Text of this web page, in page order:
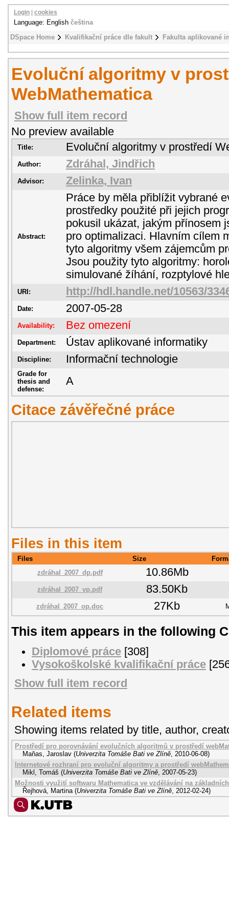
DSpace Home Kvalifikační práce dle fakult Fakulta aplikované
Login cookies
Language: English čeština
Evoluční algoritmy v
WebMathematica
Show full item record
No preview available
Title: Evoluční algoritmy v prostředí
Author: Zdráhal, Jindřich
Advisor: Zelinka, Ivan
Abstract:
Práce by měla přiblížit vybrané
prostředky použité při jejich
pokusil ukázat, jakým přínosem
pro optimalizaci. Hlavním cílem
tyto algoritmy všem zájemcům
Jsou použity tyto algoritmy:
simulované žíhání, rozptylové
URI: http://hdl.handle.net/10563/
Date: 2007-05-28
Availability: Bez omezení
Department: Ústav aplikované informatiky
Discipline: Informační technologie
Grade for
thesis and
defense:
A
Citace závěřečné práce
Files in this item
Files Size
zdráhal_2007_dp.pdf
10.86Mb
zdráhal_2007_vp.pdf 83.50Kb
zdráhal_2007_op.doc 27Kb
This item appears in the following
Diplomové práce [308]
Vysokoškolské kvalifikační práce
Show full item record
Related items
Showing items related by title, author,
Prostředí pro porovnávání evolučních algoritmů v prostředí
Maňas, Jaroslav (Univerzita Tomáše Bati ve Zlíně, 2010-06-08)
Internetové rozhraní pro evoluční algoritmy a prostředí
Mikl, Tomáš (Univerzita Tomáše Bati ve Zlíně, 2007-05-23)
Možnosti využití softwaru Mathematica ve vzdělávání na
Řejhová, Martina (Univerzita Tomáše Bati ve Zlíně, 2012-02-24)